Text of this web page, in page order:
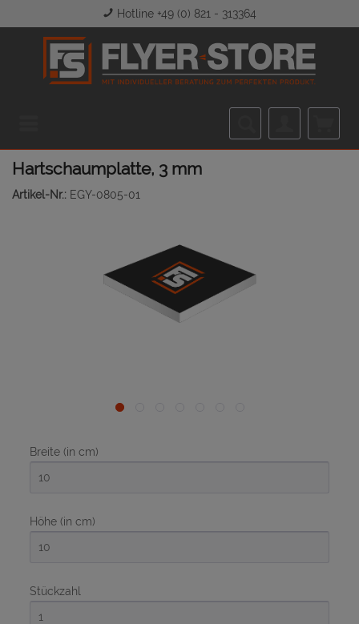
Hotline +49 (0) 821 - 313364
Hartschaumplatte, 3 mm
Artikel-Nr.: EGY-0805-01
Breite (in cm)
Höhe (in cm)
Stückzahl